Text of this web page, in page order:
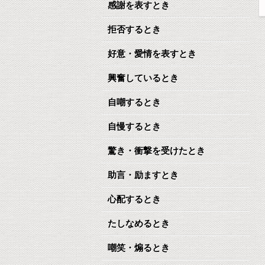
感謝を表すとき
拒否するとき
好意・愛情を表すとき
興奮しているとき
自嘲するとき
自慢するとき
驚き・衝撃を受けたとき
助言・励ますとき
心配するとき
たしなめるとき
嘲笑・煽るとき